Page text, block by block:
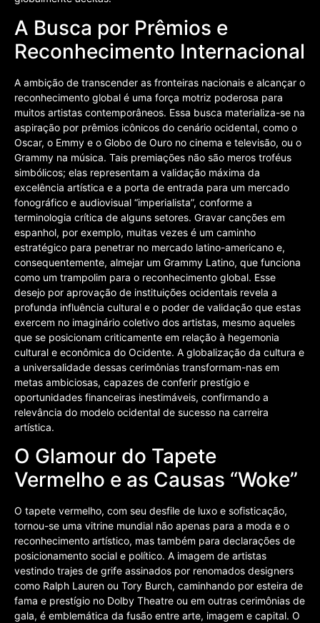
A Busca por Prêmios e
Reconhecimento Internacional
A ambição de transcender as fronteiras nacionais e alcançar o
reconhecimento global é uma força motriz poderosa para
muitos artistas contemporâneos. Essa busca materializa-se na
aspiração por prêmios icônicos do cenário ocidental, como o
Oscar, o Emmy e o Globo de Ouro no cinema e televisão, ou o
Grammy na música. Tais premiações não são meros troféus
simbólicos; elas representam a validação máxima da
excelência artística e a porta de entrada para um mercado
fonográfico e audiovisual “imperialista”, conforme a
terminologia crítica de alguns setores. Gravar canções em
espanhol, por exemplo, muitas vezes é um caminho
estratégico para penetrar no mercado latino-americano e,
consequentemente, almejar um Grammy Latino, que funciona
como um trampolim para o reconhecimento global. Esse
desejo por aprovação de instituições ocidentais revela a
profunda influência cultural e o poder de validação que estas
exercem no imaginário coletivo dos artistas, mesmo aqueles
que se posicionam criticamente em relação à hegemonia
cultural e econômica do Ocidente. A globalização da cultura e
a universalidade dessas cerimônias transformam-nas em
metas ambiciosas, capazes de conferir prestígio e
oportunidades financeiras inestimáveis, confirmando a
relevância do modelo ocidental de sucesso na carreira
artística.
O Glamour do Tapete
Vermelho e as Causas “Woke”
O tapete vermelho, com seu desfile de luxo e sofisticação,
tornou-se uma vitrine mundial não apenas para a moda e o
reconhecimento artístico, mas também para declarações de
posicionamento social e político. A imagem de artistas
vestindo trajes de grife assinados por renomados designers
como Ralph Lauren ou Tory Burch, caminhando por esteira de
fama e prestígio no Dolby Theatre ou em outras cerimônias de
gala, é emblemática da fusão entre arte, imagem e capital. O